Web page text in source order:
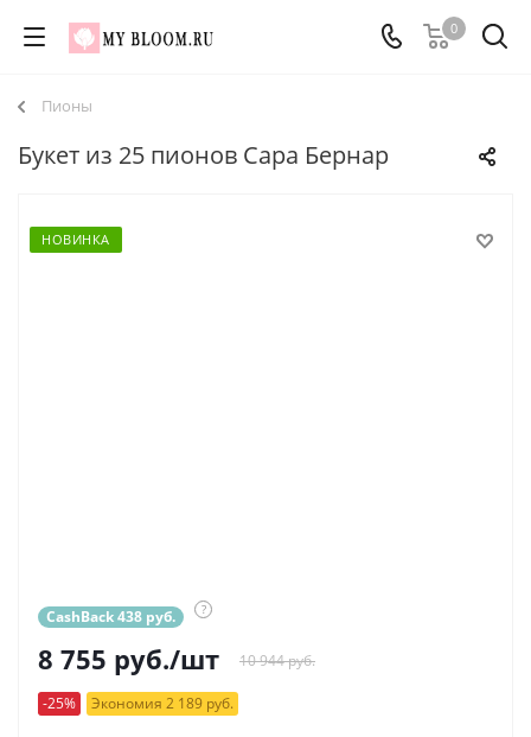
0
Пионы
Букет из 25 пионов Сара Бернар
НОВИНКА
CashBack 438 руб. ?
8 755 руб./шт 10 944 руб.
-25% Экономия 2 189 руб.